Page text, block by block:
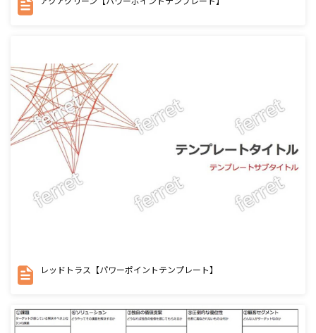
レッドトラス【パワーポイントテンプレート】